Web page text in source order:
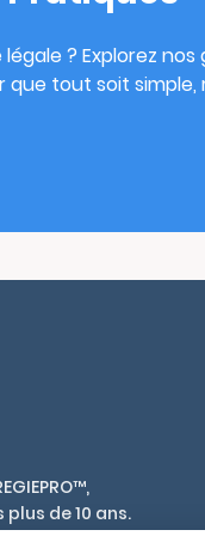
? Explorez
tout soit simple,
de 10 ans.